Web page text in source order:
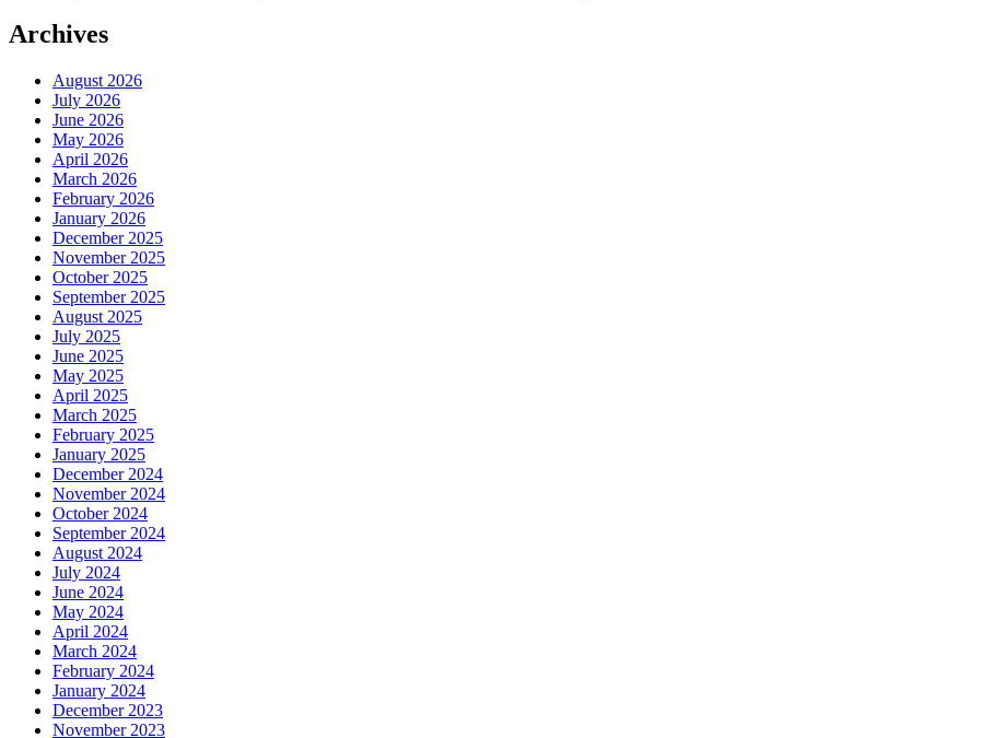
Archives
August 2026
July 2026
June 2026
May 2026
April 2026
March 2026
February 2026
January 2026
December 2025
November 2025
October 2025
September 2025
August 2025
July 2025
June 2025
May 2025
April 2025
March 2025
February 2025
January 2025
December 2024
November 2024
October 2024
September 2024
August 2024
July 2024
June 2024
May 2024
April 2024
March 2024
February 2024
January 2024
December 2023
November 2023